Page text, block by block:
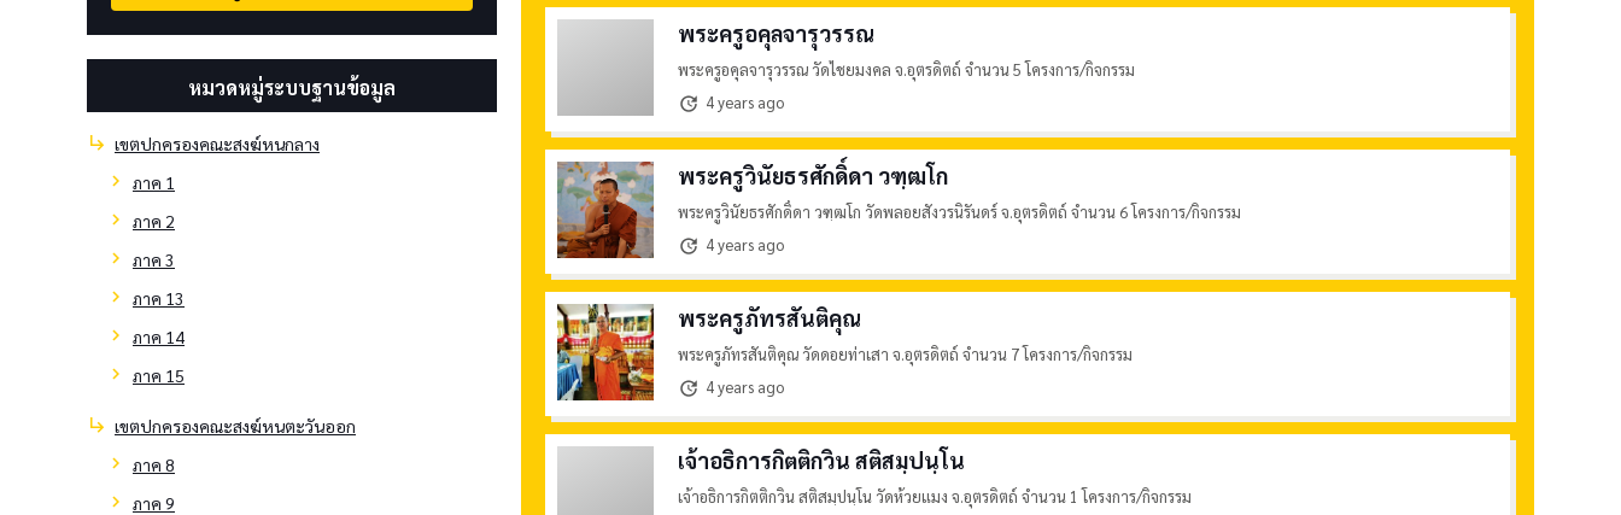
หมวดหมู่ระบบฐานข้อมูล
subdirectory_arrow_right เขตปกครองคณะสงฆ์หนกลาง
chevron_right
ภาค 1
chevron_right
ภาค 2
chevron_right
ภาค 3
chevron_right
ภาค 13
chevron_right
ภาค 14
chevron_right
ภาค 15
subdirectory_arrow_right เขตปกครองคณะสงฆ์หนตะวันออก
chevron_right
ภาค 8
chevron_right
ภาค 9
พระครูอคุลจารุวรรณ
พระครูอคุลจารุวรรณ วัดไชยมงคล จ.อุตรดิตถ์ จำนวน 5 โครงการ/กิจกรรม
update 4 years ago
พระครูวินัยธรศักดิ์ดา วฑฺฒโก
พระครูวินัยธรศักดิ์ดา วฑฺฒโก วัดพลอยสังวรนิรันดร์ จ.อุตรดิตถ์ จำนวน 6 โครงการ/กิจกรรม
update 4 years ago
พระครูภัทรสันติคุณ
พระครูภัทรสันติคุณ วัดดอยท่าเสา จ.อุตรดิตถ์ จำนวน 7 โครงการ/กิจกรรม
update 4 years ago
เจ้าอธิการกิตติกวิน สติสมฺปนฺโน
เจ้าอธิการกิตติกวิน สติสมฺปนฺโน วัดห้วยแมง จ.อุตรดิตถ์ จำนวน 1 โครงการ/กิจกรรม